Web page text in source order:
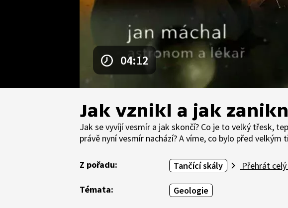
04:12
Jak vznikl a jak
Jak se vyvíjí vesmír a jak skončí? Co je to velký třesk,
právě nyní vesmír nachází? A víme, co bylo před velkým
Z pořadu: Tančící skály Přehrát
Témata: Geologie